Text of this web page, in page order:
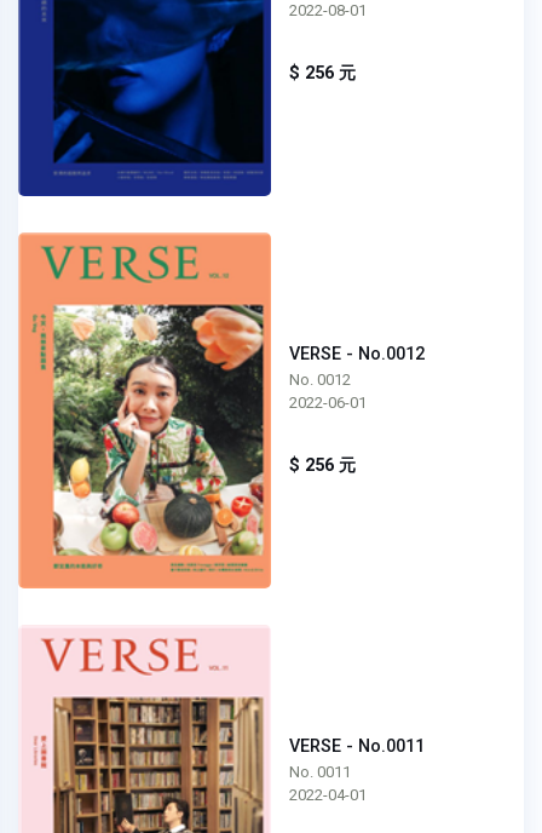
2022-08-01
$ 256 元
VERSE - No.0012
No. 0012
2022-06-01
$ 256 元
VERSE - No.0011
No. 0011
2022-04-01